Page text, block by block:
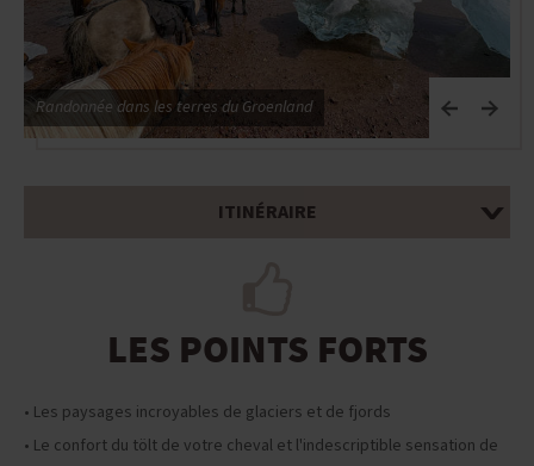
Randonnée dans les terres du Groenland
ITINÉRAIRE
LES POINTS FORTS
• Les paysages incroyables de glaciers et de fjords
• Le confort du tölt de votre cheval et l'indescriptible sensation de